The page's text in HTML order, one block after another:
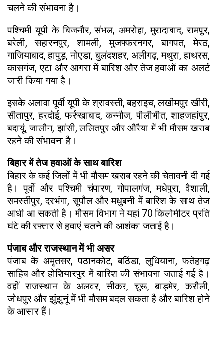
चलने की संभावना है।
पश्चिमी यूपी के बिजनौर, संभल, अमरोहा, मुरादाबाद, रामपुर,
बरेली, सहारनपुर, शामली, मुजफ्फरनगर, बागपत, मेरठ,
गाजियाबाद, हापुड़, नोएडा, बुलंदशहर, अलीगढ़, मथुरा, हाथरस,
कासगंज, एटा और आगरा में बारिश और तेज हवाओं का अलर्ट
जारी किया गया है।
इसके अलावा पूर्वी यूपी के श्रावस्ती, बहराइच, लखीमपुर खीरी,
सीतापुर, हरदोई, फर्रुखाबाद, कन्नौज, पीलीभीत, शाहजहांपुर,
बदायूं, जालौन, झांसी, ललितपुर और औरैया में भी मौसम खराब
रहने की संभावना है।
बिहार में तेज हवाओं के साथ बारिश
बिहार के कई जिलों में भी मौसम खराब रहने की चेतावनी दी गई
है। पूर्वी और पश्चिमी चंपारण, गोपालगंज, मधेपुरा, वैशाली,
समस्तीपुर, दरभंगा, सुपौल और मधुबनी में बारिश के साथ तेज
आंधी आ सकती है। मौसम विभाग ने यहां 70 किलोमीटर प्रति
घंटे की रफ्तार से हवाएं चलने की आशंका जताई है।
पंजाब और राजस्थान में भी असर
पंजाब के अमृतसर, पठानकोट, बठिंडा, लुधियाना, फतेहगढ़
साहिब और होशियारपुर में बारिश की संभावना जताई गई है।
वहीं राजस्थान के अलवर, सीकर, चुरू, बाड़मेर, करौली,
जोधपुर और झुंझुनूं में भी मौसम बदल सकता है और बारिश होने
के आसार हैं।